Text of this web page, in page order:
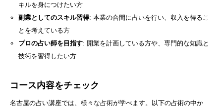
キルを身につけたい方
副業としてのスキル習得: 本業の合間に占いを行い、収入を得るこ
とを考えている方
プロの占い師を目指す: 開業を計画している方や、専門的な知識と
技術を習得したい方
コース内容をチェック
名古屋の占い講座では、様々な占術が学べます。以下の占術の中か